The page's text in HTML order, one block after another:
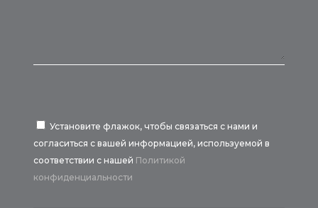
Установите флажок, чтобы связаться с нами и
согласиться с вашей информацией, используемой в
соответствии с нашей Политикой
конфиденциальности